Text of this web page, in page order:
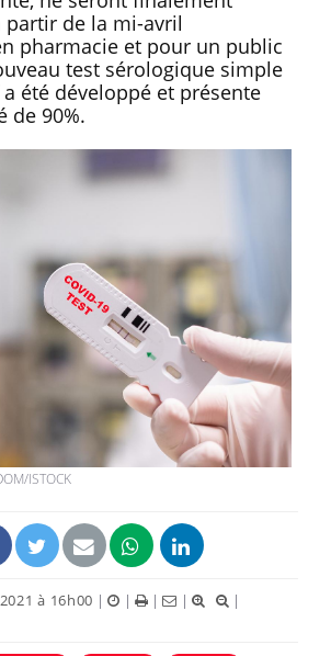
partir de la mi-avril
pharmacie et pour un public
test sérologique simple
été développé et présente
de 90%.
ISTOCK
à 16h00 | | | |
|